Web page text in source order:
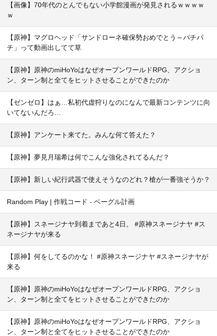
【画像】70年代のとんでもない小学館漫画が発見されるｗｗｗｗ
ｗ
【原神】マグロヘッド「サンドローネ確保勢おめでとう～パチパ
チ」って動画出してて草
【原神】原神のmiHoYoはなぜオープンワールドRPG、アクショ
ン、ターン制と全てをヒットさせることができたのか
【ゼンゼロ】はぁ…私初代虚狩りなのになんで最新コンテンツに向
いてないんだろ…
【原神】アンケート来てた。みんな何て答えた？
【原神】夢見月瑞希は何でこんな強化されてるんだ？
【原神】新しい紀行武器で使えそうなのどれ？槍が一番強そうか？
Random Play | 作戦コード - ベーグル計画
【原神】スネージナヤ到着まであと4日。 #原神スネージナヤ #ス
ネージナヤが来る
【原神】何をしてるのかな！ #原神スネージナヤ #スネージナヤが
来る
【原神】原神のmiHoYoはなぜオープンワールドRPG、アクショ
ン、ターン制と全てをヒットさせることができたのか
【原神】原神のmiHoYoはなぜオープンワールドRPG、アクショ
ン、ターン制と全てをヒットさせることができたのか